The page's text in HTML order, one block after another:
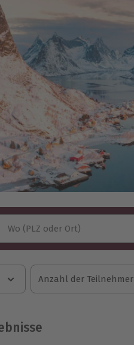
Wo (PLZ oder Ort)
Anzahl der Teilnehmer